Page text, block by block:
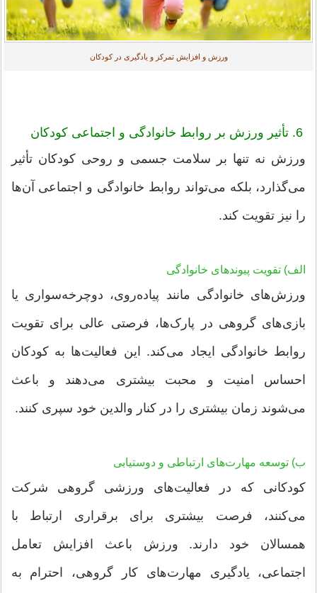
ورزش و افزایش تمرکز و یادگیری در کودکان
6. تأثیر ورزش بر روابط خانوادگی و اجتماعی کودکان
ورزش نه تنها بر سلامت جسمی و روحی کودکان تأثیر
می‌گذارد، بلکه می‌تواند روابط خانوادگی و اجتماعی آن‌ها
را نیز تقویت کند.
الف) تقویت پیوندهای خانوادگی
ورزش‌های خانوادگی مانند پیاده‌روی، دوچرخه‌سواری یا
بازی‌های گروهی در پارک‌ها، فرصتی عالی برای تقویت
روابط خانوادگی ایجاد می‌کند. این فعالیت‌ها به کودکان
احساس امنیت و محبت بیشتری می‌دهند و باعث
می‌شوند زمان بیشتری را در کنار والدین خود سپری کنند.
ب) توسعه مهارت‌های ارتباطی و دوستیابی
کودکانی که در فعالیت‌های ورزشی گروهی شرکت
می‌کنند، فرصت بیشتری برای برقراری ارتباط با
همسالان خود دارند. ورزش باعث افزایش تعامل
اجتماعی، یادگیری مهارت‌های کار گروهی، احترام به